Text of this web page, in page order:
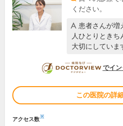
ください。
患者さんが増
人ひとりときち
大切にしてい
でイ
この医院の詳
アクセス数※